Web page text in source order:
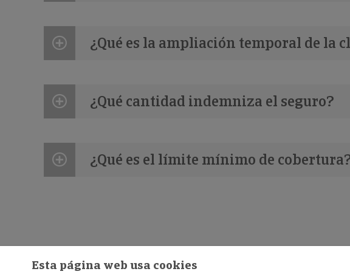
¿Qué es la ampliación temporal de la
¿Qué cantidad indemniza el seguro?
¿Qué es el límite mínimo de
Esta página web usa cookies